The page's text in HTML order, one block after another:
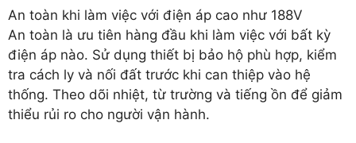
An toàn khi làm việc với điện áp cao như 188V
An toàn là ưu tiên hàng đầu khi làm việc với bất kỳ
điện áp nào. Sử dụng thiết bị bảo hộ phù hợp, kiểm
tra cách ly và nối đất trước khi can thiệp vào hệ
thống. Theo dõi nhiệt, từ trường và tiếng ồn để giảm
thiểu rủi ro cho người vận hành.